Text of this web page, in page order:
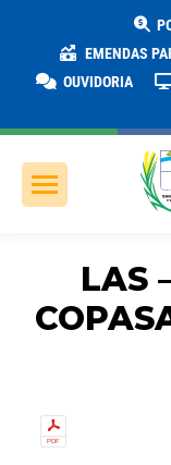
EMENDAS
OUVIDORIA
LAS